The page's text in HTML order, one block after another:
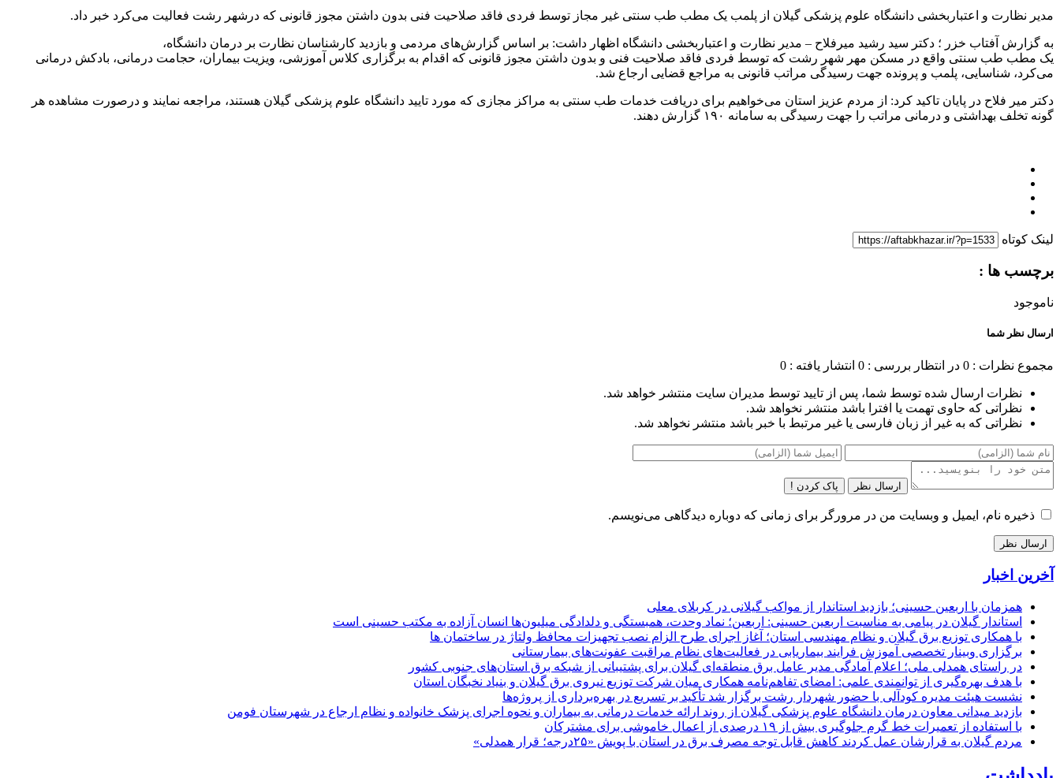
مدیر نظارت و اعتباربخشی دانشگاه علوم پزشکی گیلان از پلمب یک مطب طب سنتی غیر مجاز توسط فردی فاقد صلاحیت فنی بدون داشتن مجوز قانونی که درشهر رشت فعالیت می‌کرد خبر داد.
به گزارش آفتاب خزر ؛ دکتر سید رشید میرفلاح – مدیر نظارت و اعتباربخشی دانشگاه اظهار داشت: بر اساس گزارش‌های مردمی و بازدید کارشناسان نظارت بر درمان دانشگاه،
یک مطب طب سنتی واقع در مسکن مهر شهر رشت که توسط فردی فاقد صلاحیت فنی و بدون داشتن مجوز قانونی که اقدام به برگزاری کلاس آموزشی، ویزیت بیماران، حجامت درمانی، بادکش درمانی
می‌کرد، شناسایی، پلمب و پرونده جهت رسیدگی مراتب قانونی به مراجع قضایی ارجاع شد.
دکتر میر فلاح در پایان تاکید کرد: از مردم عزیز استان می‌خواهیم برای دریافت خدمات طب سنتی به مراکز مجازی که مورد تایید دانشگاه علوم پزشکی گیلان هستند، مراجعه نمایند و درصورت مشاهده هر
گونه تخلف بهداشتی و درمانی مراتب را جهت رسیدگی به سامانه ۱۹۰ گزارش دهند.
لینک کوتاه
برچسب ها :
ناموجود
ارسال نظر شما
مجموع نظرات : 0 در انتظار بررسی : 0 انتشار یافته : 0
نظرات ارسال شده توسط شما، پس از تایید توسط مدیران سایت منتشر خواهد شد.
نظراتی که حاوی تهمت یا افترا باشد منتشر نخواهد شد.
نظراتی که به غیر از زبان فارسی یا غیر مرتبط با خبر باشد منتشر نخواهد شد.
ارسال نظر پاک کردن !
ذخیره نام، ایمیل و وبسایت من در مرورگر برای زمانی که دوباره دیدگاهی می‌نویسم.
آخرین اخبار
همزمان با اربعین حسینی؛ بازدید استاندار از مواکب گیلانی در کربلای معلی
استاندار گیلان در پیامی به مناسبت اربعین حسینی: اربعین؛ نماد وحدت، همبستگی و دلدادگی میلیون‌ها انسان آزاده به مکتب حسینی است
با همکاری توزیع برق گیلان و نظام مهندسی استان؛ آغاز اجرای طرح الزام نصب تجهیزات محافظ ولتاژ در ساختمان ها
برگزاری وبینار تخصصی آموزش فرایند بیماریابی در فعالیت‌های نظام مراقبت عفونت‌های بیمارستانی
در راستای همدلی ملی؛ اعلام آمادگی مدیر عامل برق منطقه‌ای گیلان برای پشتیبانی از شبكه برق استان‌های جنوبی كشور
با هدف بهره‌گیری از توانمندی علمی: امضای تفاهم‌نامه همكاری میان شركت توزیع نیروی برق گیلان و بنیاد نخبگان استان
نشست هیئت مدیره کودآلی با حضور شهردار رشت برگزار شد تأکید بر تسریع در بهره‌برداری از پروژه‌ها
بازدید میدانی معاون درمان دانشگاه علوم پزشکی گیلان از روند ارائه خدمات درمانی به بیماران و نحوه اجرای پزشک خانواده و نظام ارجاع در شهرستان فومن
با استفاده از تعمیرات خط گرم جلوگیری بیش از ۱۹ درصدی از اعمال خاموشی برای مشتركان
مردم گیلان به قرارشان عمل کردند كاهش قابل توجه مصرف برق در استان با پویش «۲۵درجه؛ قرار همدلی»